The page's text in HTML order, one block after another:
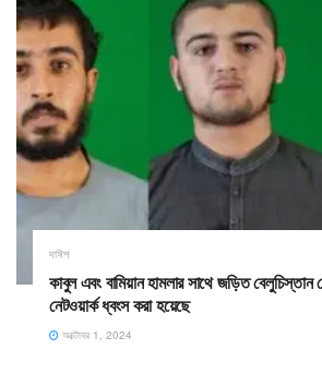
দাঈশ
কাবুল এবং বামিয়ান হামলার সাথে জড়িত বেলুচিস্তান
নেটওয়ার্ক ধ্বংস করা হয়েছে
অক্টোবর 1, 2024